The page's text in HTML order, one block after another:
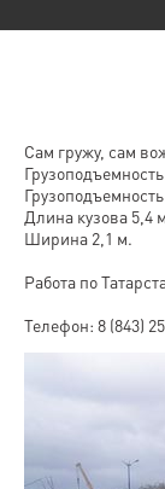
Сам гружу, сам
Грузоподъемность
Длина кузова 5,4
Ширина 2,1 м.
Работа по
Телефон: 8 (843)